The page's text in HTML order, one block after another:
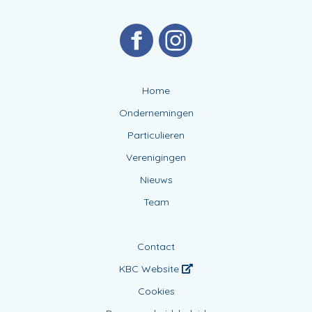
Home
Ondernemingen
Particulieren
Verenigingen
Nieuws
Team
Contact
KBC Website
Cookies